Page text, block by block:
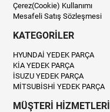
Çerez(Cookie) Kullanımı
Mesafeli Satış Sözleşmesi
KATEGORİLER
HYUNDAİ YEDEK PARÇA
KİA YEDEK PARÇA
İSUZU YEDEK PARÇA
MİTSUBİSHİ YEDEK PARÇA
MÜŞTERİ HİZMETLERİ